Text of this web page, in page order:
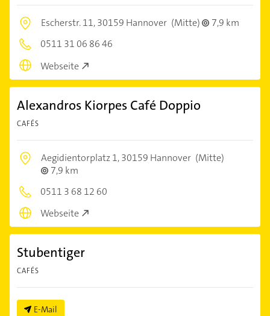
Escherstr. 11,30159 Hannover (Mitte)
7,9 km
0511 31 06 86 46
Webseite
Alexandros Kiorpes Café Doppio
CAFÉS
Aegidientorplatz 1,30159 Hannover (Mitte)
7,9 km
0511 3 68 12 60
Webseite
Stubentiger
CAFÉS
E-Mail